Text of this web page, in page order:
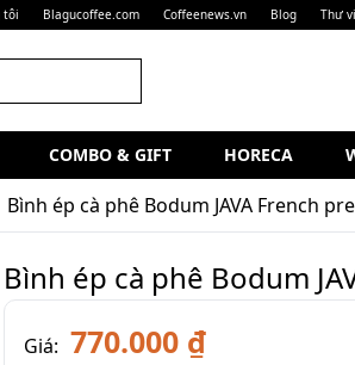
tôi Blagucoffee.com Coffeenews.vn Blog Thư
COMBO & GIFT HORECA
Bình ép cà phê Bodum JAVA French
Bình ép cà phê Bodum
Giá: 770.000 ₫